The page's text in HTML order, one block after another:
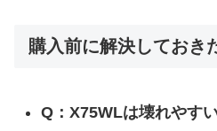
購入前に解決しておき
Q：X75WLは壊れやす